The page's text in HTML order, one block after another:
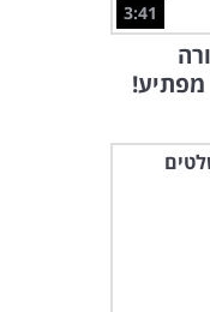
3:41
מפתיע!